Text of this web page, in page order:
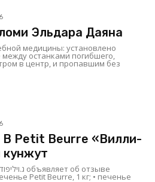
Эльдара Даяна
медицины: установлено
останками погибшего,
в центр, и пропавшим без
В Petit Beurre «Вилли-
Petit Beurre, 1 кг; • печенье